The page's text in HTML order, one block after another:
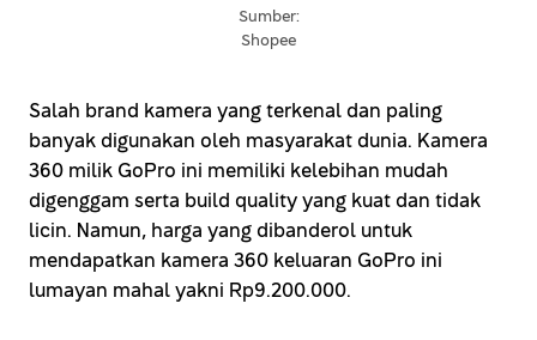
Sumber:
Shopee
Salah brand kamera yang terkenal dan paling
banyak digunakan oleh masyarakat dunia. Kamera
360 milik GoPro ini memiliki kelebihan mudah
digenggam serta build quality yang kuat dan tidak
licin. Namun, harga yang dibanderol untuk
mendapatkan kamera 360 keluaran GoPro ini
lumayan mahal yakni Rp9.200.000.